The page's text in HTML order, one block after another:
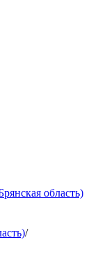
область)
/